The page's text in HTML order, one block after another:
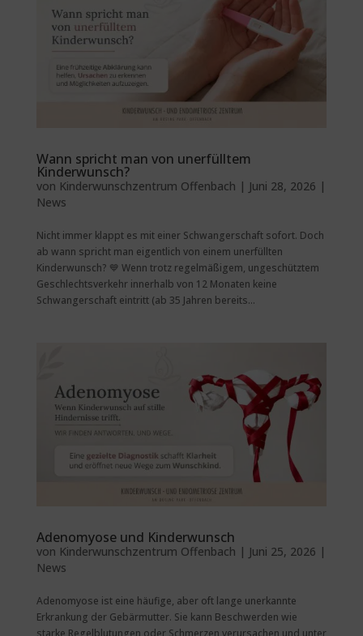
Wann spricht man von unerfülltem
Kinderwunsch?
von Kinderwunschzentrum Offenbach | Juni 28, 2026 |
News
Nicht immer klappt es mit einer Schwangerschaft sofort. Doch
ab wann spricht man eigentlich von einem unerfüllten
Kinderwunsch? 💙 Wenn trotz regelmäßigem, ungeschütztem
Geschlechtsverkehr innerhalb von 12 Monaten keine
Schwangerschaft eintritt (ab 35 Jahren bereits...
Adenomyose und Kinderwunsch
von Kinderwunschzentrum Offenbach | Juni 25, 2026 |
News
Adenomyose ist eine häufige, aber oft lange unerkannte
Erkrankung der Gebärmutter. Sie kann Beschwerden wie
starke Regelblutungen oder Schmerzen verursachen und unter